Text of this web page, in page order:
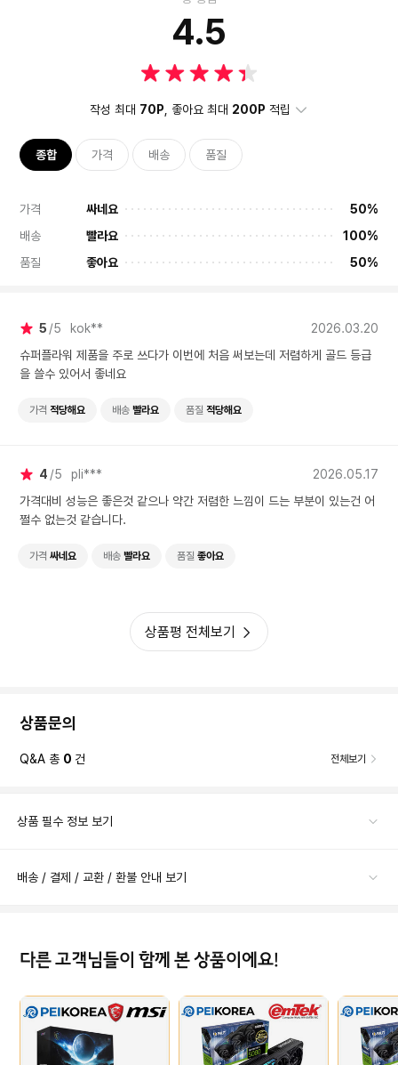
4.5
작성 최대 70P , 좋아요 최대 200P 적립
종합 가격 배송 품질
가격 싸네요
50%
배송
빨라요
100%
품질
좋아요 50%
5 5 kok**
2026.03.20
슈퍼플라워 제품을 주로 쓰다가 이번에 처음 써보는데 저렴하게 골드 등급
을 쓸수 있어서 좋네요
가격 적당해요 배송 빨라요 품질 적당해요
4 5 pli***
2026.05.17
가격대비 성능은 좋은것 같으나 약간 저렴한 느낌이 드는 부분이 있는건 어
쩔수 없는것 같습니다.
가격 싸네요 배송 빨라요 품질 좋아요
상품평 전체보기
상품문의
Q&A 총 0 건 전체보기
상품 필수 정보 보기
배송 / 결제 / 교환 / 환불 안내 보기
다른 고객님들이 함께 본 상품이에요!